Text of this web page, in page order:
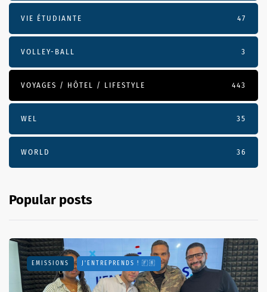
VIE ÉTUDIANTE 47
VOLLEY-BALL 3
VOYAGES / HÔTEL / LIFESTYLE 443
WEL 35
WORLD 36
Popular posts
EMISSIONS J'ENTREPRENDS ! 🇫🇷